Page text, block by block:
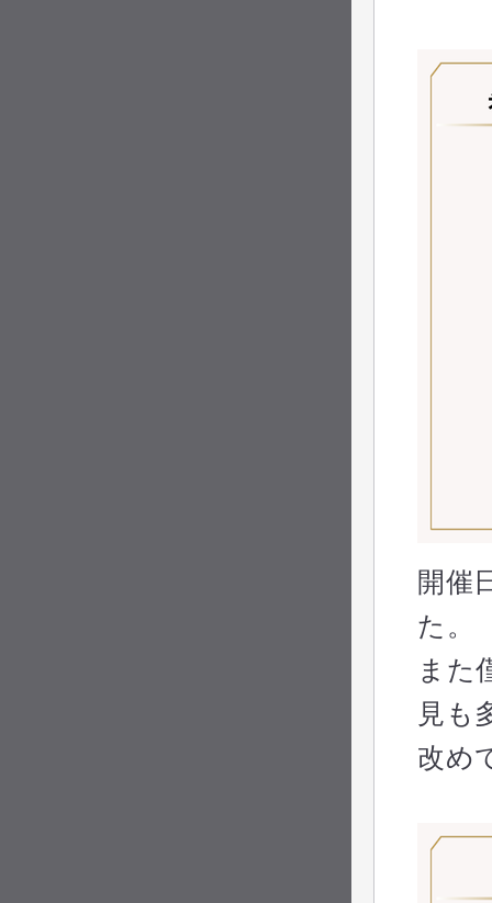
開催
た。
また
見も
改め